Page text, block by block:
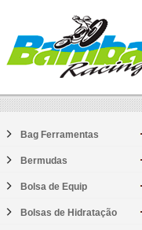
Bag Ferramentas
Bermudas
Bolsa de Equip
Bolsas de Hidratação